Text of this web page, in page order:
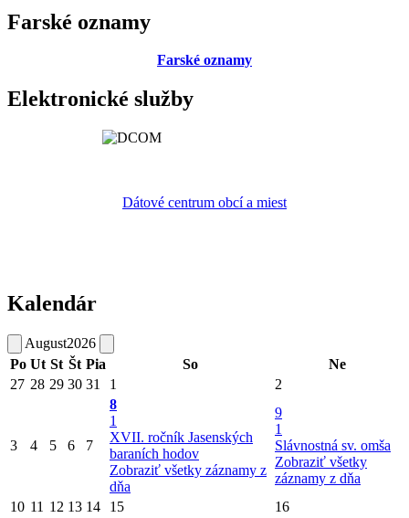
Farské oznamy
Farské oznamy
Elektronické služby
Dátové centrum obcí a miest
Kalendár
August2026
Po Ut St Št Pia So
Ne
27 28 29 30 31 1 2
3 4 5 6 7
8
1
XVII. ročník Jasenských
baraních hodov
Zobraziť všetky záznamy z
dňa
9
1
Slávnostná sv. omša
Zobraziť všetky
záznamy z dňa
10 11 12 13 14 15 16